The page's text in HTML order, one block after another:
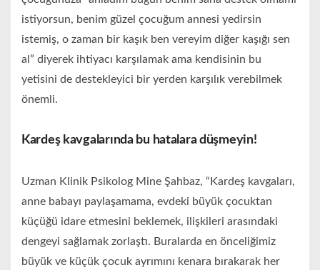
istiyorsun, benim güzel çocuğum annesi yedirsin
istemiş, o zaman bir kaşık ben vereyim diğer kaşığı sen
al” diyerek ihtiyacı karşılamak ama kendisinin bu
yetisini de destekleyici bir yerden karşılık verebilmek
önemli.
Kardeş kavgalarında bu hatalara düşmeyin!
Uzman Klinik Psikolog Mine Şahbaz, “Kardeş kavgaları,
anne babayı paylaşamama, evdeki büyük çocuktan
küçüğü idare etmesini beklemek, ilişkileri arasındaki
dengeyi sağlamak zorlaştı. Buralarda en önceliğimiz
büyük ve küçük çocuk ayrımını kenara bırakarak her